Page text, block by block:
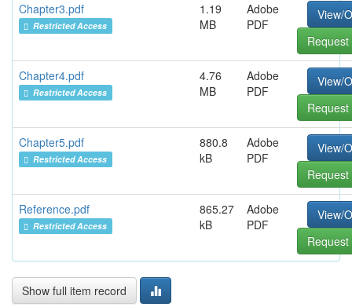
Chapter3.pdf
Restricted Access
1.19
MB
Adobe
PDF
View/
Chapter4.pdf
Restricted Access
4.76
MB
Adobe
PDF
View/
Chapter5.pdf
Restricted Access
880.8
kB
Adobe
PDF
View/
Reference.pdf
Restricted Access
865.27
kB
Adobe
PDF
View/
Show full item record